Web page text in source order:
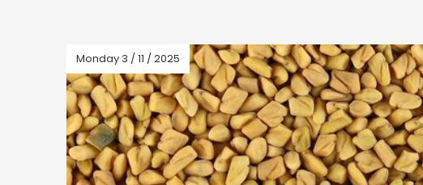
Monday 3 / 11 / 2025